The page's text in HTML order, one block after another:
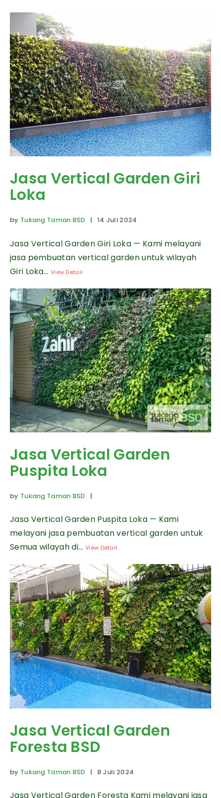
Jasa Vertical Garden Giri
Loka
by Tukang Taman BSD | 14 Juli 2024
Jasa Vertical Garden Giri Loka — Kami melayani
jasa pembuatan vertical garden untuk wilayah
Giri Loka... View Detail
Jasa Vertical Garden
Puspita Loka
by Tukang Taman BSD |
Jasa Vertical Garden Puspita Loka — Kami
melayani jasa pembuatan vertical garden untuk
Semua wilayah di...View Detail
Jasa Vertical Garden
Foresta BSD
by Tukang Taman BSD | 8 Juli 2024
Jasa Vertical Garden Foresta Kami melayani jasa